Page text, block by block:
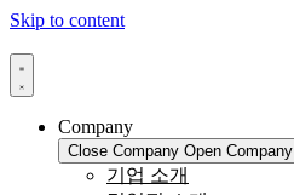
Skip to content
Company
Close Company Open Company
기업 소개